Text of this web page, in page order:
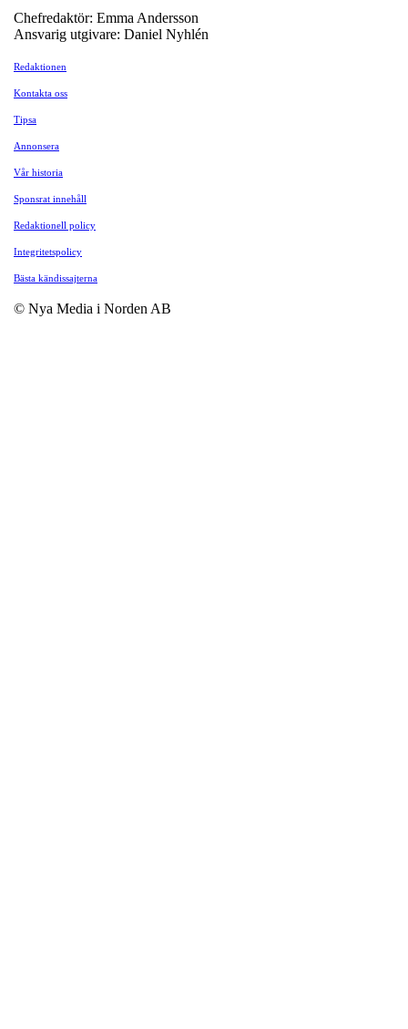
Chefredaktör: Emma Andersson
Ansvarig utgivare: Daniel Nyhlén
Redaktionen
Kontakta oss
Tipsa
Annonsera
Vår historia
Sponsrat innehåll
Redaktionell policy
Integritetspolicy
Bästa kändissajterna
© Nya Media i Norden AB